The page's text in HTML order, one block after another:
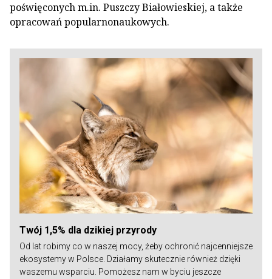
poświęconych m.in. Puszczy Białowieskiej, a także
opracowań popularnonaukowych.
Twój 1,5% dla dzikiej przyrody
Od lat robimy co w naszej mocy, żeby ochronić najcenniejsze
ekosystemy w Polsce. Działamy skutecznie również dzięki
waszemu wsparciu. Pomożesz nam w byciu jeszcze